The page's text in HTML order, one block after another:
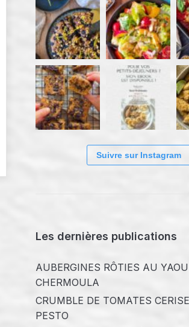
Suivre sur Instagram
Les dernières publications
AUBERGINES RÔTIES AU
CHERMOULA
CRUMBLE DE TOMATES
PESTO